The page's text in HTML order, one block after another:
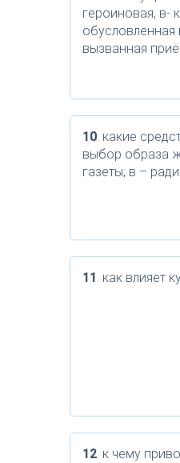
героиновая, в-
вызванная
10. какие
выбор образа
газеты; в –
11. как влияет
12. к чему